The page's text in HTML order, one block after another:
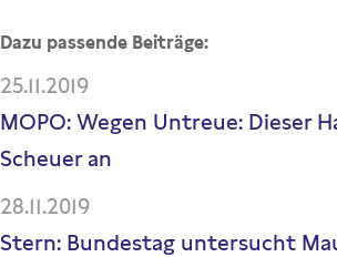
Dazu passende Beiträge:
25.11.2019
MOPO: Wegen Untreue: Dieser
Scheuer an
28.11.2019
Stern: Bundestag untersucht